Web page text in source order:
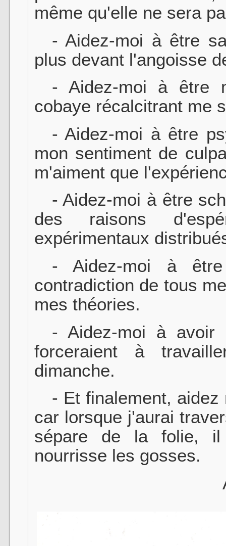
même qu'elle ne sera
- Aidez-moi à être
plus devant l'angoisse
- Aidez-moi à être
cobaye récalcitrant me
- Aidez-moi à être
mon sentiment de
m'aiment que
- Aidez-moi à être
des raisons
expérimentaux
- Aidez-moi à être
contradiction de tous
mes théories.
- Aidez-moi à avoir
forceraient à
dimanche.
- Et finalement, aidez
car lorsque j'aurai
sépare de la folie, il
nourrisse les gosses.